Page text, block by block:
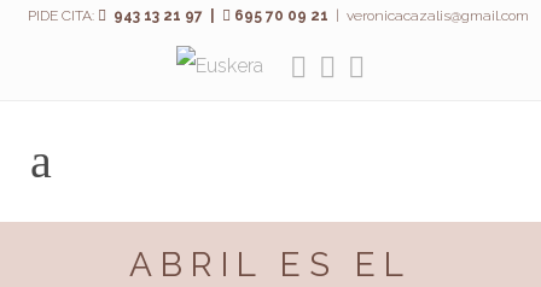
PIDE CITA: 943 13 21 97 | 695 70 09 21 | veronicacazalis@gmail.com
ABRIL ES EL